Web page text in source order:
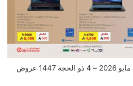
عروض جرير الاسبوعية 21 مايو 2026 – 4 ذو الحجة 1447 عروض